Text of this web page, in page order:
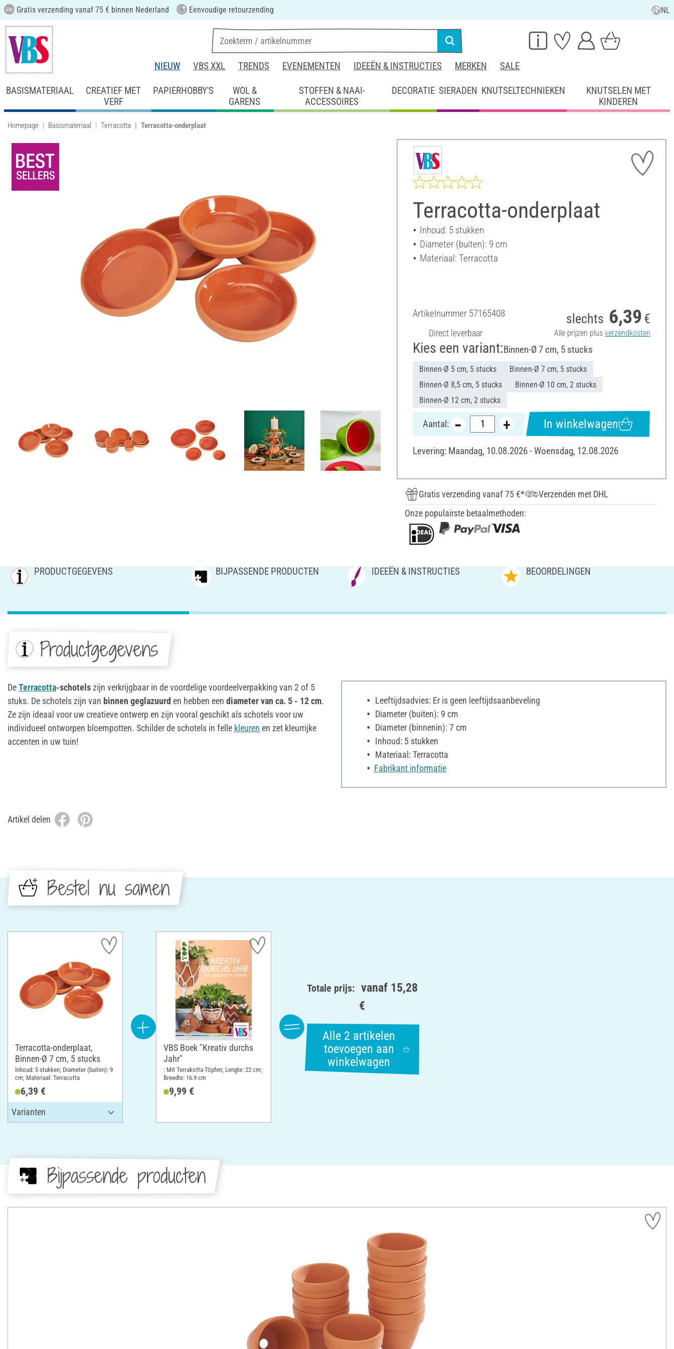
Gratis verzending vanaf 75 € binnen Nederland Eenvoudige retourzending NL
NIEUW VBS XXL TRENDS EVENEMENTEN IDEEËN & INSTRUCTIES MERKEN SALE
BASISMATERIAAL
CREATIEF MET
VERF
PAPIERHOBBY'S
WOL &
GARENS
STOFFEN & NAAI-
ACCESSOIRES
DECORATIE SIERADEN KNUTSELTECHNIEKEN
KNUTSELEN MET
KINDEREN
Homepage Basismateriaal Terracotta Terracotta-onderplaat
Terracotta-onderplaat
Inhoud: 5 stukken
Diameter (buiten): 9 cm
Materiaal: Terracotta
Artikelnummer 57165408
Direct leverbaar
slechts 6,39 €
Alle prijzen plus verzendkosten
Kies een variant:Binnen-Ø 7 cm, 5 stucks
Binnen-Ø 5 cm, 5 stucks
Binnen-Ø 7 cm, 5 stucks
Binnen-Ø 8,5 cm, 5 stucks
Binnen-Ø 10 cm, 2 stucks
Binnen-Ø 12 cm, 2 stucks
Aantal: In winkelwagen
Levering: Maandag, 10.08.2026 - Woensdag, 12.08.2026
Gratis verzending vanaf 75 €*
Verzenden met DHL
Onze populairste betaalmethoden:
PRODUCTGEGEVENS BIJPASSENDE PRODUCTEN IDEEËN & INSTRUCTIES BEOORDELINGEN
Productgegevens
DeTerracotta-schotelszijn verkrijgbaar in de voordelige voordeelverpakking van 2 of 5
stuks. De schotels zijn van binnen geglazuurd en hebben een diameter van ca. 5 - 12 cm.
Ze zijn ideaal voor uw creatieve ontwerp en zijn vooral geschikt als schotels voor uw
individueel ontworpen bloempotten. Schilder de schotels in felle kleuren en zet kleurrijke
accenten in uw tuin!
Leeftijdsadvies: Er is geen leeftijdsaanbeveling
Diameter (buiten): 9 cm
Diameter (binnenin): 7 cm
Inhoud: 5 stukken
Materiaal: Terracotta
Fabrikant informatie
Artikel delen
Bestel nu samen
Terracotta-onderplaat,
Binnen-Ø 7 cm, 5 stucks
Inhoud: 5 stukken; Diameter (buiten): 9
cm; Materiaal: Terracotta
6,39 €
VBS Boek "Kreativ durchs
Jahr"
: Mit Terrakotta-Töpfen; Lengte: 22 cm;
Breedte: 16.9 cm
9,99 €
Totale prijs: vanaf 15,28
€
Alle 2 artikelen
toevoegen aan
winkelwagen
Bijpassende producten